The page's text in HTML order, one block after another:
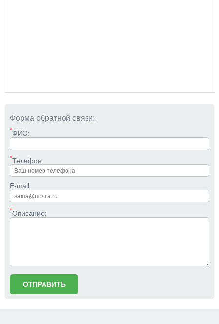
Форма обратной связи:
*ФИО:
*Телефон:
E-mail:
*Описание: